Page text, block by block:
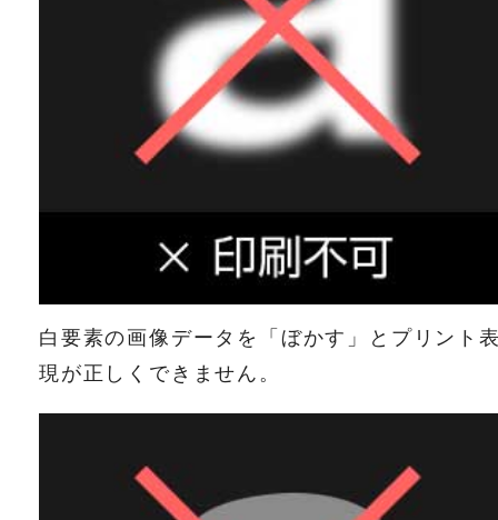
白要素の画像データを「ぼかす」とプリント
現が正しくできません。